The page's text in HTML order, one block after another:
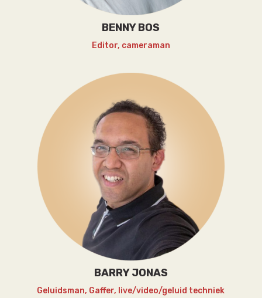
BENNY BOS
Editor, cameraman
BARRY JONAS
Geluidsman, Gaffer, live/video/geluid techniek